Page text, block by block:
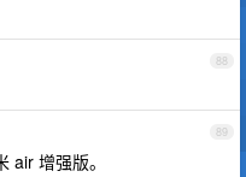
88
89
air 增强版。